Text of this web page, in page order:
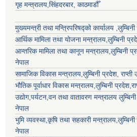
गृह मन्त्रालय,सिंहदरबार, काठमाडौँ
मुख्यमन्त्री तथा मन्त्रिपरिषद्को कार्यालय
आर्थिक मामिला तथा योजना मन्त्रालय,लुम्बिनी
आन्तरिक मामिला तथा कानून मन्त्रालय,लुम्बिनी
नेपाल
सामाजिक विकास मन्त्रालय,लुम्बिनी प्रदेश,
भौतिक पूर्वाधार विकास मन्त्रालय,लुम्बिनी प्रदेश,
उद्याेग,पर्यटन,वन तथा वातावरण मन्त्रालय
नेपाल
भुमि व्यवस्था,कृषि तथा सहकारी मन्त्रालय,
नेपाल